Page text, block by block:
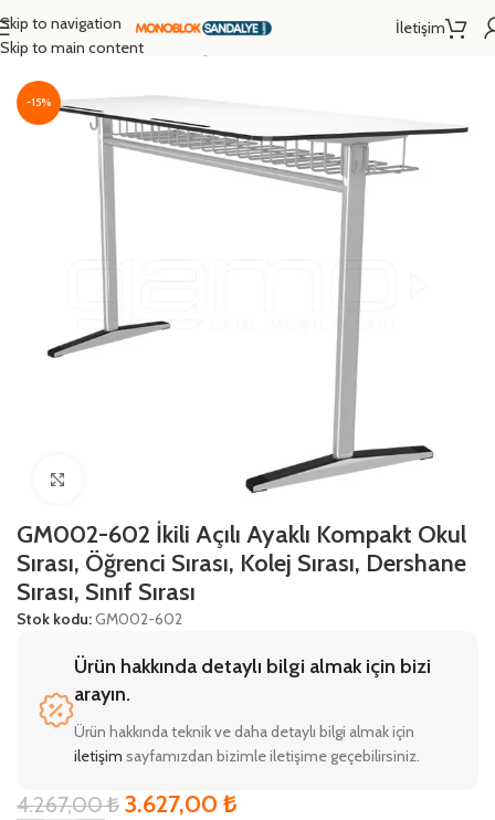
Skip to navigation
Skip to main content
İletişim
Ana Sayfa /Okul Sırası
-15%
GM002-602 İkili Açılı Ayaklı Kompakt Okul
Sırası, Öğrenci Sırası, Kolej Sırası, Dershane
Sırası, Sınıf Sırası
Stok kodu:GM002-602
Ürün hakkında detaylı bilgi almak için bizi
arayın.
Ürün hakkında teknik ve daha detaylı bilgi almak için
iletişim sayfamızdan bizimle iletişime geçebilirsiniz.
4.267,00₺ 3.627,00 ₺